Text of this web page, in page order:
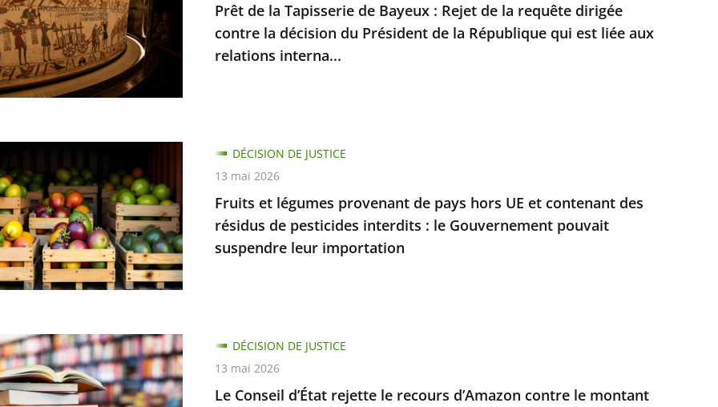
Prêt de la Tapisserie de Bayeux : Rejet de la requête dirigée
contre la décision du Président de la République qui est liée aux
relations interna...
Fruits et légumes provenant de pays hors UE et contenant des
résidus de pesticides interdits : le Gouvernement pouvait
suspendre leur importation
DÉCISION DE JUSTICE
13 mai 2026
Le Conseil d’État rejette le recours d’Amazon contre le montant
DÉCISION DE JUSTICE
13 mai 2026